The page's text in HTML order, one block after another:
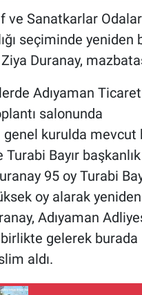
ve Sanatkarlar
seçiminde yeniden
Duranay,
Adıyaman
salonunda
kurulda mevcut
Bayır
95 oy Turabi
oy alarak
Adıyaman
gelerek burada
aldı.